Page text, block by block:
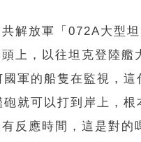
解放軍「072A大型
上，以往坦克登陸
軍的船隻在監視，
就可以打到岸上，
反應時間，這是對